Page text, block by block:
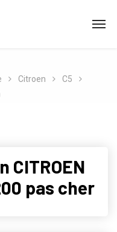
Citroen
C5
CITROEN
pas cher